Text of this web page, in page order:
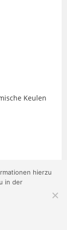
Keulen
hierzu
in der